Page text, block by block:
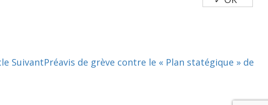
SuivantPréavis de grève contre le « Plan statégique » de